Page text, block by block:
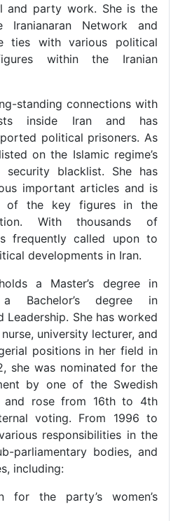
and party work. She is the
Network and
ties with various political
within the Iranian
standing connections with
inside Iran and has
political prisoners. As
on the Islamic regime’s
security blacklist. She has
important articles and is
of the key figures in the
With thousands of
frequently called upon to
developments in Iran.
a Master’s degree in
Bachelor’s degree in
Leadership. She has worked
university lecturer, and
positions in her field in
she was nominated for the
by one of the Swedish
and rose from 16th to 4th
voting. From 1996 to
responsibilities in the
parliamentary bodies, and
including:
for the party’s women’s